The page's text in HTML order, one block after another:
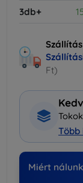
3db+
Ft)
Több
Miért